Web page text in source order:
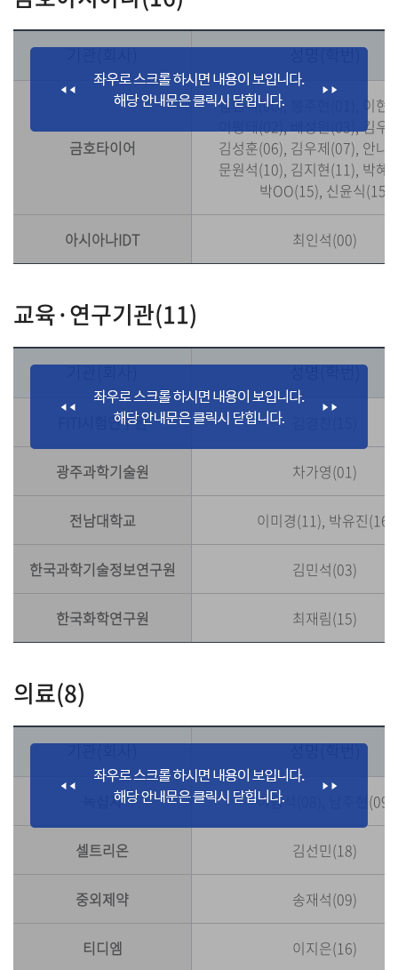
기관(회사) 성명(학번)
금호타이어
김민석(00), 봉주현(01), 이현
이평태(02), 배성원(03), 김우
김성훈(06), 김우제(07), 안나
문원석(10), 김지현(11), 박혜
박OO(15), 신윤식(15)
아시아나IDT 최인석(00)
교육·연구기관(11)
기관(회사) 성명(학번)
FITI시험연구원
광주과학기술원 차가영(01)
전남대학교 이미경(11), 박유진(16)
한국과학기술정보연구원 김민석(03)
한국화학연구원 최재림(15)
의료(8)
기관(회사) 성명(학번)
녹십자 이범석(08), 남주현(09)
셀트리온 김선민(18)
중외제약 송재석(09)
티디엠 이지은(16)